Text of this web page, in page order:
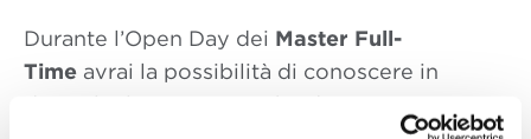
Durante l’Open Day dei Master Full-
Time avrai la possibilità di conoscere in
dettaglio le caratteristiche dei seguenti